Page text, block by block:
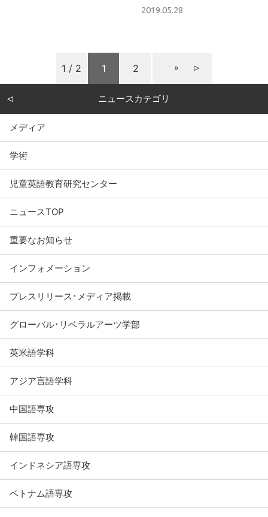
2019.05.28
1 / 2 1 2 »
ニュースカテゴリ
メディア
学術
児童英語教育研究センター
ニュースTOP
重要なお知らせ
インフォメーション
プレスリリース･メディア掲載
グローバル･リベラルアーツ学部
英米語学科
アジア言語学科
中国語専攻
韓国語専攻
インドネシア語専攻
ベトナム語専攻